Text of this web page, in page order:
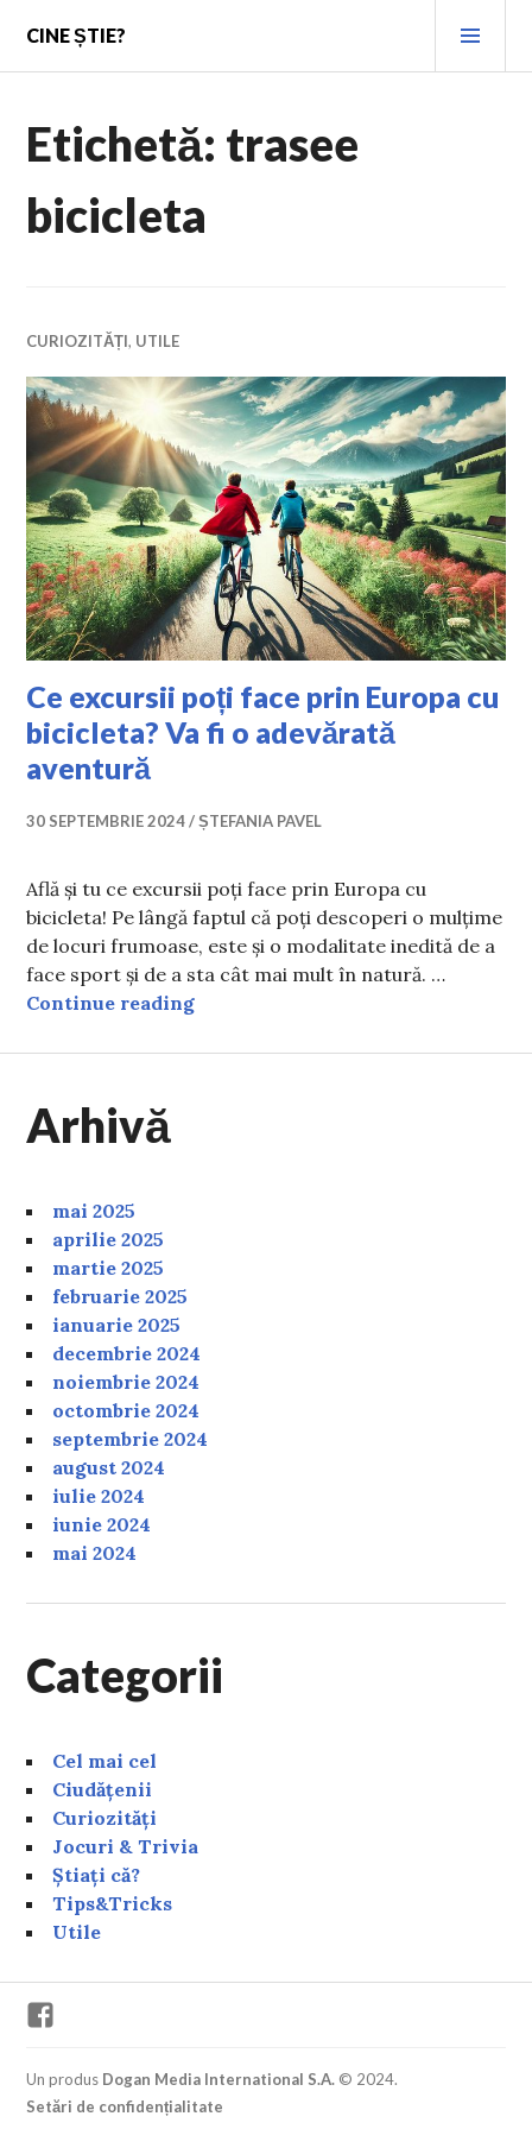
content
CINE ȘTIE?
Etichetă: trasee
bicicleta
CURIOZITĂȚI, UTILE
Ce excursii poți face prin Europa cu
bicicleta? Va fi o adevărată
aventură
30 SEPTEMBRIE 2024 ȘTEFANIA PAVEL
Află și tu ce excursii poți face prin Europa cu
bicicleta! Pe lângă faptul că poți descoperi o mulțime
de locuri frumoase, este și o modalitate inedită de a
face sport și de a sta cât mai mult în natură. …
Continue readingCe excursii poți face prin Europa
Arhivă
mai 2025
aprilie 2025
martie 2025
februarie 2025
ianuarie 2025
decembrie 2024
noiembrie 2024
octombrie 2024
septembrie 2024
august 2024
iulie 2024
iunie 2024
mai 2024
Categorii
Cel mai cel
Ciudățenii
Curiozități
Jocuri & Trivia
Știați că?
Tips&Tricks
Utile
Un produs Dogan Media International S.A. © 2024.
Setări de confidențialitate